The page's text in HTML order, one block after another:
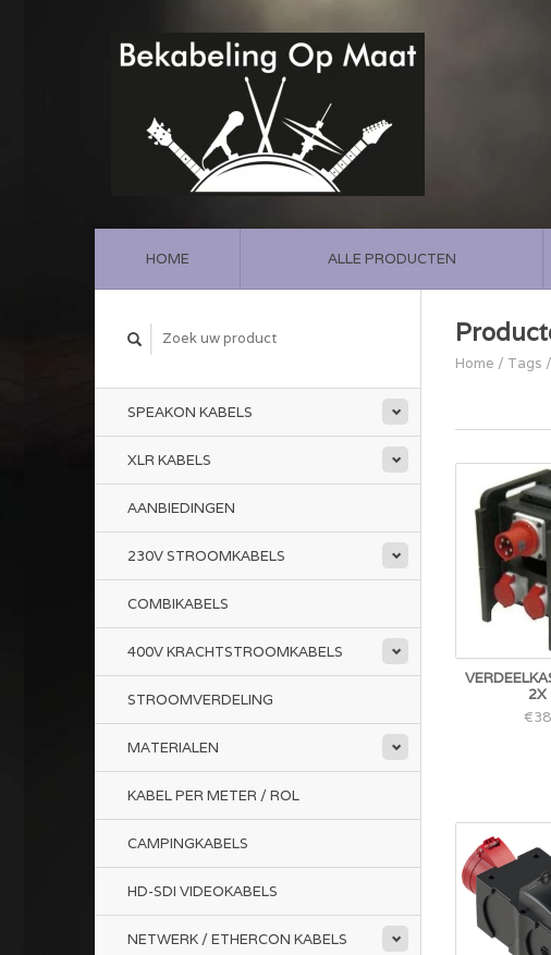
HOME ALLE PRODUCTEN
SPEAKON KABELS
XLR KABELS
AANBIEDINGEN
230V STROOMKABELS
COMBIKABELS
400V KRACHTSTROOMKABELS
STROOMVERDELING
MATERIALEN
KABEL PER METER / ROL
CAMPINGKABELS
HD-SDI VIDEOKABELS
NETWERK / ETHERCON KABELS
Home / Tags /
2X